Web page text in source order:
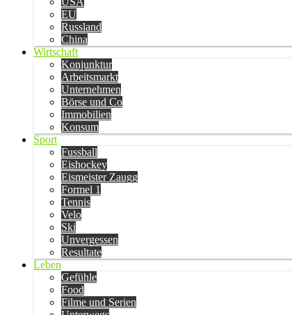
EU
Russland
China
Wirtschaft
Konjunktur
Arbeitsmarkt
Unternehmen
Börse und Co
Immobilien
Konsum
Sport
Fussball
Eishockey
Eismeister Zaugg
Formel 1
Tennis
Velo
Ski
Unvergessen
Resultate
Leben
Gefühle
Food
Filme und Serien